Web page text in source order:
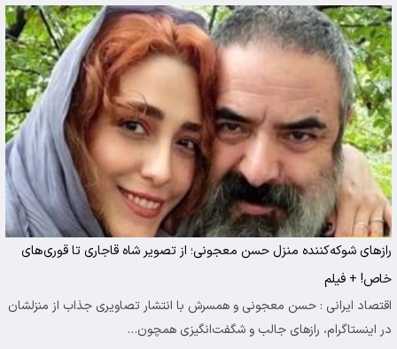
رازهای شوکه‌کننده منزل حسن معجونی؛ از تصویر شاه قاجاری تا قوری‌های
خاص! + فیلم
اقتصاد ایرانی : حسن معجونی و همسرش با انتشار تصاویری جذاب از منزلشان
در اینستاگرام، رازهای جالب و شگفت‌انگیزی همچون…